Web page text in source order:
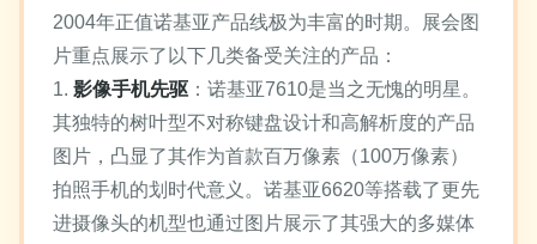
2004年正值诺基亚产品线极为丰富的时期。展会图
片重点展示了以下几类备受关注的产品：
1. 影像手机先驱 ：诺基亚7610是当之无愧的明星。
其独特的树叶型不对称键盘设计和高解析度的产品
图片，凸显了其作为首款百万像素（100万像素）
拍照手机的划时代意义。诺基亚6620等搭载了更先
进摄像头的机型也通过图片展示了其强大的多媒体